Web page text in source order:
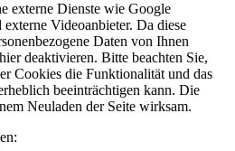
externe Dienste wie Google
Videoanbieter. Da diese
Daten von Ihnen
deaktivieren. Bitte beachten Sie,
Cookies die Funktionalität und das
beeinträchtigen kann. Die
Neuladen der Seite wirksam.